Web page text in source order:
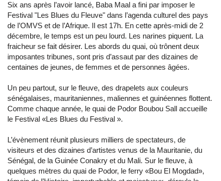
Six ans après l’avoir lancé, Baba Maal a fini par imposer le
Festival "Les Blues du Fleuve" dans l’agenda culturel des pays
de l’OMVS et de l’Afrique. Il est 17h. En cette après-midi de 2
décembre, le temps est un peu lourd. Les narines piquent. La
fraicheur se fait désirer. Les abords du quai, où trônent deux
imposantes tribunes, sont pris d’assaut par des dizaines de
centaines de jeunes, de femmes et de personnes âgées.
Un peu partout, sur le fleuve, des drapelets aux couleurs
sénégalaises, mauritaniennes, maliennes et guinéennes flottent.
Comme chaque année, le quai de Podor Boubou Sall accueille
le Festival «Les Blues du Festival ».
L’évènement réunit plusieurs milliers de spectateurs, de
visiteurs et des dizaines d’artistes venus de la Mauritanie, du
Sénégal, de la Guinée Conakry et du Mali. Sur le fleuve, à
quelques mètres du quai de Podor, le ferry «Bou El Mogdad»,